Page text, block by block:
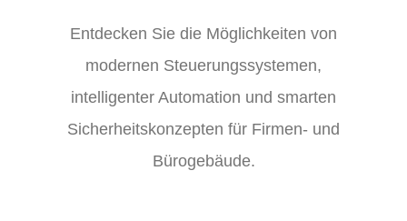
Entdecken Sie die Möglichkeiten von
modernen Steuerungssystemen,
intelligenter Automation und smarten
Sicherheitskonzepten für Firmen- und
Bürogebäude.